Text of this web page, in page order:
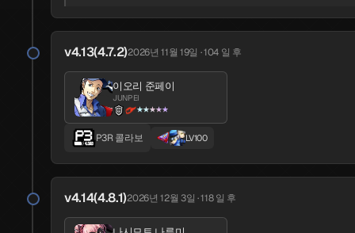
v2.02025년 9월 4일 · 337 일 전
사카이 아야카
CHORD
★★★★★
v2.12025년 9월 22일 · 319 일 전
v4.13(4.7.2)2026년 11월 19일 · 104 일 후
이오리 준페이
JUNPEI
★★★★★
P3R 콜라보 LV100
v4.14(4.8.1)2026년 12월 3일 · 118 일 후